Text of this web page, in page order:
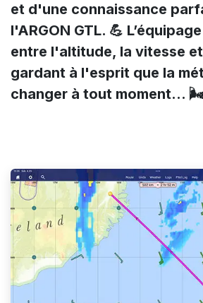
et d'une connaissance
l'ARGON GTL. 💪
entre l'altitude, la vitesse
gardant à l'esprit que la
changer à tout moment… 🌬️